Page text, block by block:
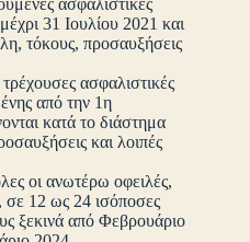
ασφαλιστικές
31 Ιουλίου 2021 και
τόκους, προσαυξήσεις
ασφαλιστικές
από την 1η
κατά το διάστημα
και λοιπές
οι ανωτέρω οφειλές,
σε 12 ως 24 ισόποσες
ξεκινά από Φεβρουάριο